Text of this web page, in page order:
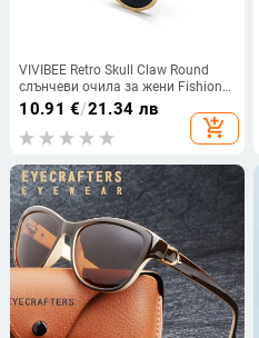
VIVIBEE Retro Skull Claw Round
слънчеви очила за жени Fishion
2023 Тенденционен продукт
Готически слънчеви очила
Абажури в златна метална
10.91 €/21.34 лв
add_shopping_cart